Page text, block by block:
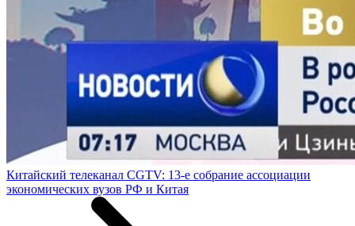
Китайский телеканал CGTV: 13-е собрание ассоциации
экономических вузов РФ и Китая